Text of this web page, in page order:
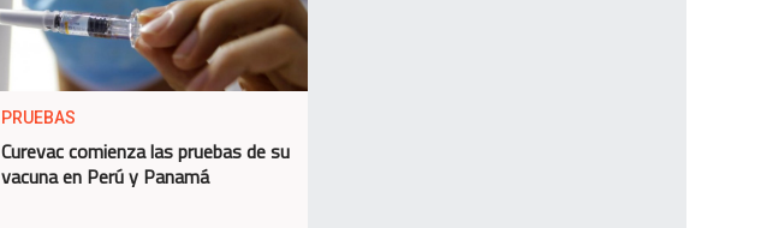
PRUEBAS
Curevac comienza las pruebas de su
vacuna en Perú y Panamá